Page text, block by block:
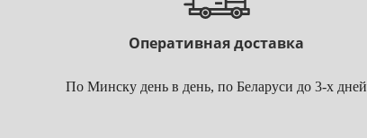
Оперативная доставка
По Минску день в день, по Беларуси до 3-х дней